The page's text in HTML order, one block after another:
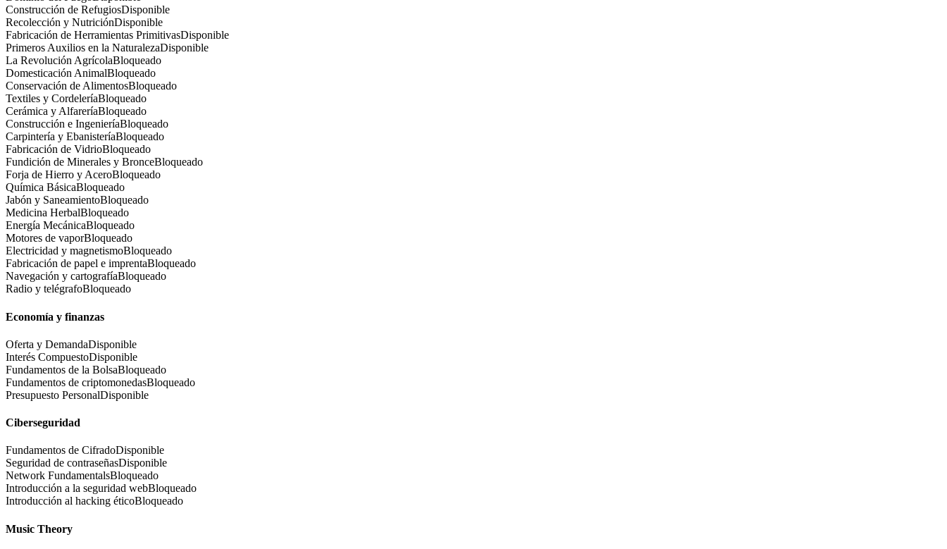
Construcción de RefugiosDisponible
Recolección y NutriciónDisponible
Fabricación de Herramientas PrimitivasDisponible
Primeros Auxilios en la NaturalezaDisponible
La Revolución AgrícolaBloqueado
Domesticación AnimalBloqueado
Conservación de AlimentosBloqueado
Textiles y CordeleríaBloqueado
Cerámica y AlfareríaBloqueado
Construcción e IngenieríaBloqueado
Carpintería y EbanisteríaBloqueado
Fabricación de VidrioBloqueado
Fundición de Minerales y BronceBloqueado
Forja de Hierro y AceroBloqueado
Química BásicaBloqueado
Jabón y SaneamientoBloqueado
Medicina HerbalBloqueado
Energía MecánicaBloqueado
Motores de vaporBloqueado
Electricidad y magnetismoBloqueado
Fabricación de papel e imprentaBloqueado
Navegación y cartografíaBloqueado
Radio y telégrafoBloqueado
Economía y finanzas
Oferta y DemandaDisponible
Interés CompuestoDisponible
Fundamentos de la BolsaBloqueado
Fundamentos de criptomonedasBloqueado
Presupuesto PersonalDisponible
Ciberseguridad
Fundamentos de CifradoDisponible
Seguridad de contraseñasDisponible
Network FundamentalsBloqueado
Introducción a la seguridad webBloqueado
Introducción al hacking éticoBloqueado
Music Theory